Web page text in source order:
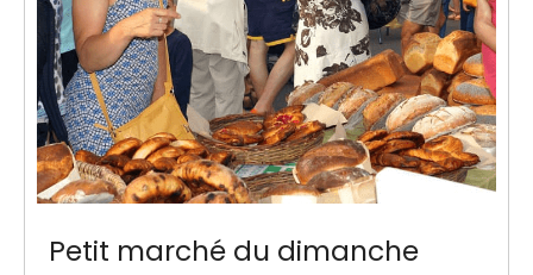
Petit marché du dimanche